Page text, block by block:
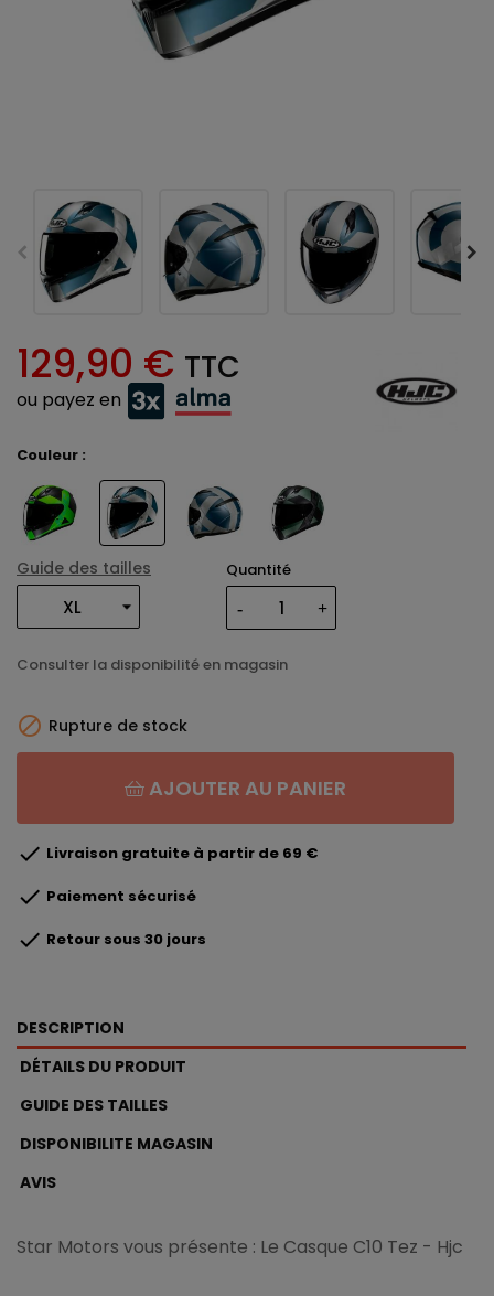
129,90 € TTC
ou payez en
Couleur :
Guide des tailles Quantité
Consulter la disponibilité en magasin
 Rupture de stock
AJOUTER AU PANIER
 Livraison gratuite à partir de 69 €
 Paiement sécurisé
 Retour sous 30 jours
DESCRIPTION
DÉTAILS DU PRODUIT
GUIDE DES TAILLES
DISPONIBILITE MAGASIN
AVIS
Star Motors vous présente : Le Casque C10 Tez - Hjc